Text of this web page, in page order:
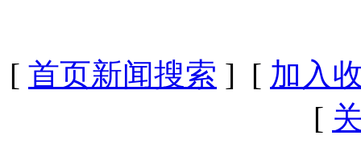
[ 首页新闻搜索 ] [ 加入
[